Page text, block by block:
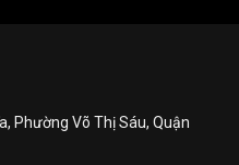
Phường Võ Thị Sáu, Quận